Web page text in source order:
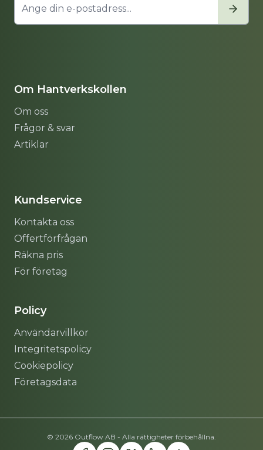
Om Hantverkskollen
Om oss
Frågor & svar
Artiklar
Kundservice
Kontakta oss
Offertförfrågan
Räkna pris
För företag
Policy
Användarvillkor
Integritetspolicy
Cookiepolicy
Företagsdata
© 2026 Outflow AB - Alla rättigheter förbehållna.